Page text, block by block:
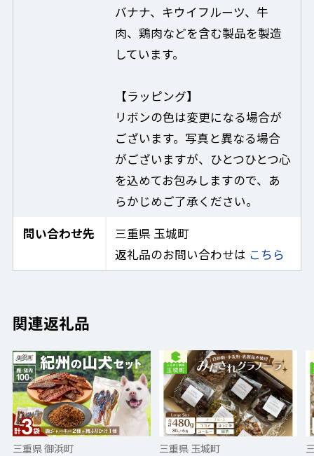
バナナ、キウイフルーツ、牛
肉、鶏肉などを含む製品を製造
しています。
【ラッピング】
リボンの色は変更になる場合が
ございます。写真と異なる場合
がございますが、ひとつひとつ心
を込めてお包みしますので、あ
らかじめご了承ください。
問い合わせ先
三重県 玉城町
返礼品のお問い合わせは こちら
関連返礼品
三重県 御浜町 三重県 玉城町